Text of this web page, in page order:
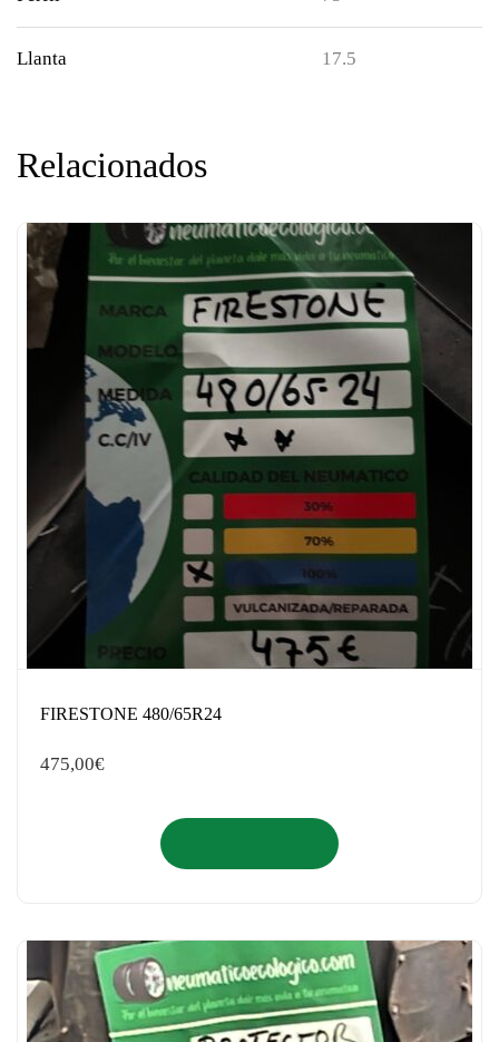
Llanta 17.5
Relacionados
FIRESTONE 480/65R24
475,00€